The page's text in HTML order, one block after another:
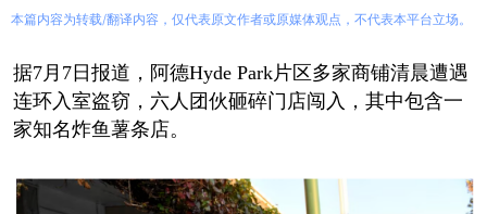
本篇内容为转载/翻译内容，仅代表原文作者或原媒体观点，不代表本平台立场。
据7月7日报道，阿德Hyde Park片区多家商铺清晨遭遇
连环入室盗窃，六人团伙砸碎门店闯入，其中包含一
家知名炸鱼薯条店。